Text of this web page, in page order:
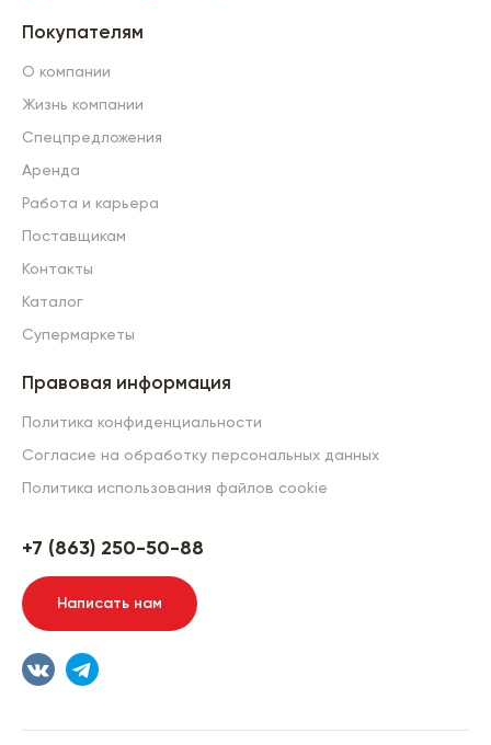
Покупателям
О компании
Жизнь компании
Спецпредложения
Аренда
Работа и карьера
Поставщикам
Контакты
Каталог
Супермаркеты
Правовая информация
Политика конфиденциальности
Согласие на обработку персональных данных
Политика использования файлов cookie
+7 (863) 250-50-88
Написать нам